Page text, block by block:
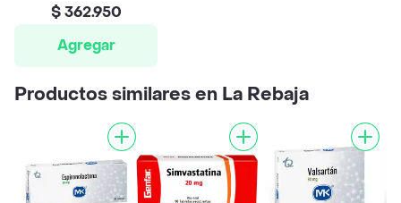
$ 362.950
Agregar
Productos similares en La Rebaja